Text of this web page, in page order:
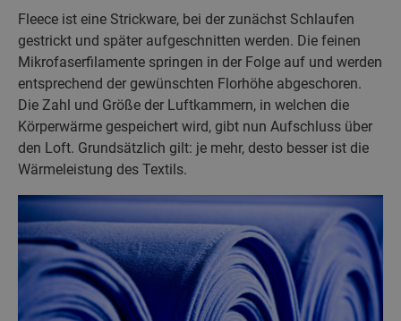
Fleece ist eine Strickware, bei der zunächst Schlaufen
gestrickt und später aufgeschnitten werden. Die feinen
Mikrofaserfilamente springen in der Folge auf und werden
entsprechend der gewünschten Florhöhe abgeschoren.
Die Zahl und Größe der Luftkammern, in welchen die
Körperwärme gespeichert wird, gibt nun Aufschluss über
den Loft. Grundsätzlich gilt: je mehr, desto besser ist die
Wärmeleistung des Textils.